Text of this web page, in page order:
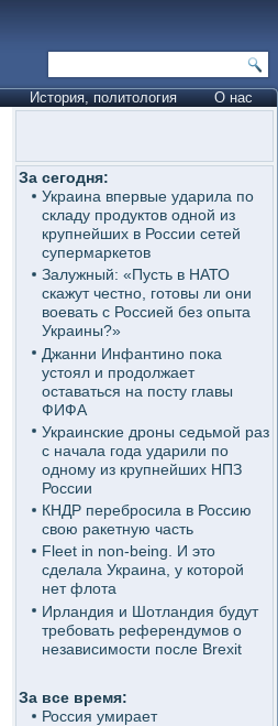
История, политология О нас
За сегодня:
Украина впервые ударила по
складу продуктов одной из
крупнейших в России сетей
супермаркетов
Залужный: «Пусть в НАТО
скажут честно, готовы ли они
воевать с Россией без опыта
Украины?»
Джанни Инфантино пока
устоял и продолжает
оставаться на посту главы
ФИФА
Украинские дроны седьмой раз
с начала года ударили по
одному из крупнейших НПЗ
России
КНДР перебросила в Россию
свою ракетную часть
Fleet in non-being. И это
сделала Украина, у которой
нет флота
Ирландия и Шотландия будут
требовать референдумов о
независимости после Brexit
За все время:
Россия умирает